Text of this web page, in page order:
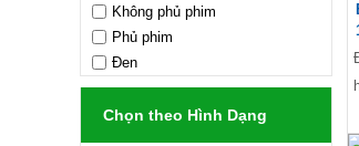
Không phủ phim
Phủ phim
Đen
Chọn theo Hình Dạng